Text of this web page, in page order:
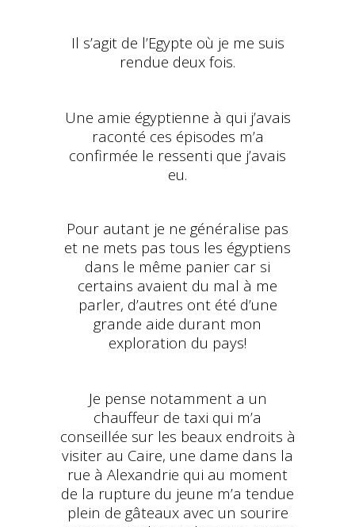
Il s’agit de l’Egypte où je me suis
rendue deux fois.
Une amie égyptienne à qui j’avais
raconté ces épisodes m’a
confirmée le ressenti que j’avais
eu.
Pour autant je ne généralise pas
et ne mets pas tous les égyptiens
dans le même panier car si
certains avaient du mal à me
parler, d’autres ont été d’une
grande aide durant mon
exploration du pays!
Je pense notamment a un
chauffeur de taxi qui m’a
conseillée sur les beaux endroits à
visiter au Caire, une dame dans la
rue à Alexandrie qui au moment
de la rupture du jeune m’a tendue
plein de gâteaux avec un sourire